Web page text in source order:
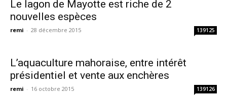
Le lagon de Mayotte est riche de 2
nouvelles espèces
remi - 28 décembre 2015 139125
L’aquaculture mahoraise, entre intérêt
présidentiel et vente aux enchères
remi - 16 octobre 2015 139126